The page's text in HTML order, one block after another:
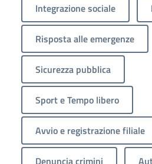
Integrazione sociale
Risposta alle emergenze
Sicurezza pubblica
Sport e Tempo libero
Avvio e registrazione filiale
Denuncia crimini